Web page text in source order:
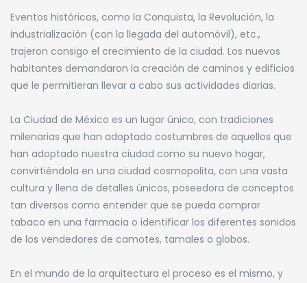
Eventos históricos, como la Conquista, la Revolución, la
industrialización (con la llegada del automóvil), etc.,
trajeron consigo el crecimiento de la ciudad. Los nuevos
habitantes demandaron la creación de caminos y edificios
que le permitieran llevar a cabo sus actividades diarias.
La Ciudad de México es un lugar único, con tradiciones
milenarias que han adoptado costumbres de aquellos que
han adoptado nuestra ciudad como su nuevo hogar,
convirtiéndola en una ciudad cosmopolita, con una vasta
cultura y llena de detalles únicos, poseedora de conceptos
tan diversos como entender que se pueda comprar
tabaco en una farmacia o identificar los diferentes sonidos
de los vendedores de camotes, tamales o globos.
En el mundo de la arquitectura el proceso es el mismo, y